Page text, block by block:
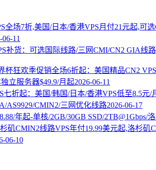
06-11
立服务器$49.9/月起2026-06-11
AS9929/CMIN2/三网优化线路2026-06-17
06-10